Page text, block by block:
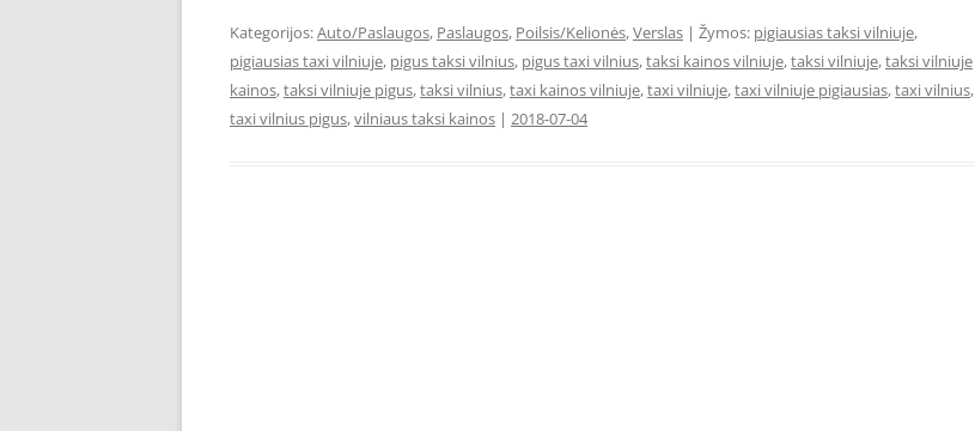
Kategorijos:Auto/Paslaugos, Paslaugos, Poilsis/Kelionės,Verslas | Žymos: pigiausias taksi vilniuje,
pigiausias taxi vilniuje, pigus taksi vilnius, pigus taxi vilnius,taksi kainos vilniuje,taksi vilniuje,taksi vilniuje
kainos,taksi vilniuje pigus,taksi vilnius,taxi kainos vilniuje,taxi vilniuje,taxi vilniuje pigiausias,taxi vilnius,
taxi vilnius pigus,vilniaus taksi kainos | 2018-07-04